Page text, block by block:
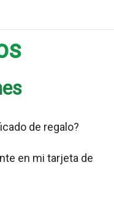
de regalo?
en mi tarjeta de